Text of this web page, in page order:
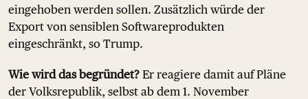
eingehoben werden sollen. Zusätzlich würde der
Export von sensiblen Softwareprodukten
eingeschränkt, so Trump.
Wie wird das begründet? Er reagiere damit auf Pläne
der Volksrepublik, selbst ab dem 1. November